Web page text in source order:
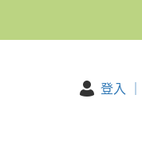
登入 ｜